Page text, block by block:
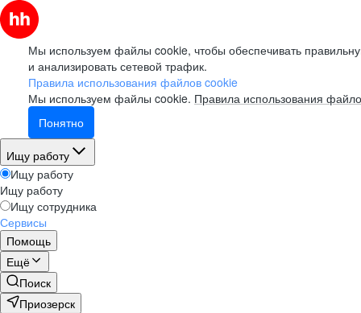
Мы используем файлы cookie, чтобы обеспечивать
и анализировать сетевой трафик.
Правила использования файлов cookie
Мы используем файлы cookie. Правила использования
Понятно
Ищу работу
Ищу работу
Ищу работу
Ищу сотрудника
Сервисы
Помощь
Ещё
Поиск
Приозерск